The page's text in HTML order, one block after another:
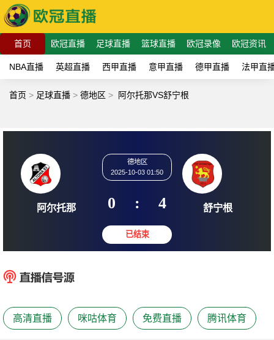
首页 欧冠直播 足球直播 篮球直播 欧冠录像 欧冠资讯
NBA直播 英超直播 西甲直播 意甲直播 德甲直播 法甲直
首页 > 足球直播 > 德地区 > 阿尔托那VS舒宁根
阿尔托那
德地区
2025-10-03 01:50
0 : 4 舒
高清直播 咪咕体育 免费直播 腾讯体育